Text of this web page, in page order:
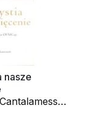
nasze